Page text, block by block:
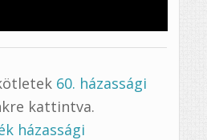
60. házassági
kattintva.
házassági